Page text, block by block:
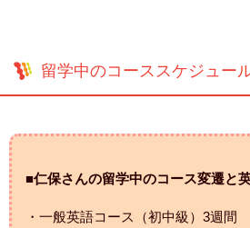
留学中のコーススケジュー
■仁保さんの留学中のコース変遷と
・一般英語コース（初中級）3週間